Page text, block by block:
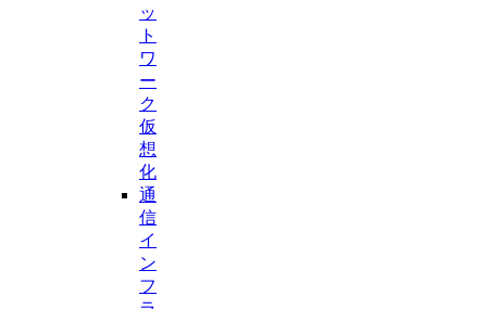
ッ
ト
ワ
ー
ク
仮
想
化
通
信
イ
ン
フ